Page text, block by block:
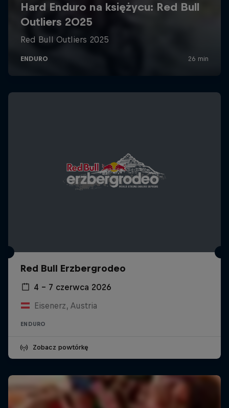
Red Bull Erzbergrodeo
4 – 7 czerwca 2026
Eisenerz, Austria
ENDURO
Zobacz powtórkę